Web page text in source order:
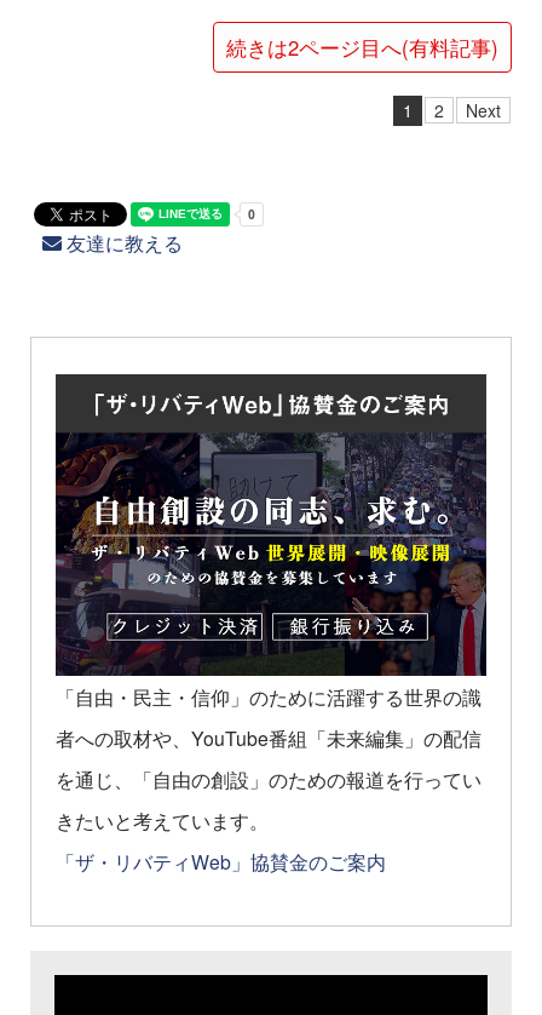
続きは2ページ目へ(有料記事)
1 2 Next
友達に教える
「自由・民主・信仰」のために活躍する世界の識
者への取材や、YouTube番組「未来編集」の配信
を通じ、「自由の創設」のための報道を行ってい
きたいと考えています。
「ザ・リバティWeb」協賛金のご案内